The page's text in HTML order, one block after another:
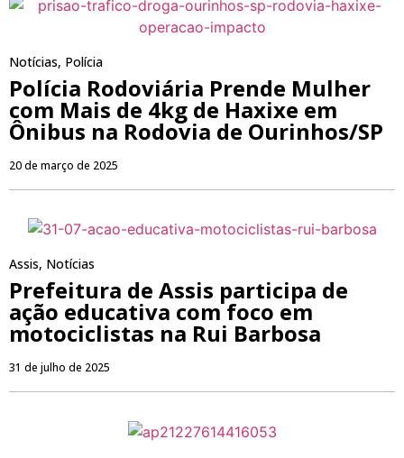
Notícias, Polícia
Polícia Rodoviária Prende Mulher
com Mais de 4kg de Haxixe em
Ônibus na Rodovia de Ourinhos/SP
20 de março de 2025
Assis, Notícias
Prefeitura de Assis participa de
ação educativa com foco em
motociclistas na Rui Barbosa
31 de julho de 2025